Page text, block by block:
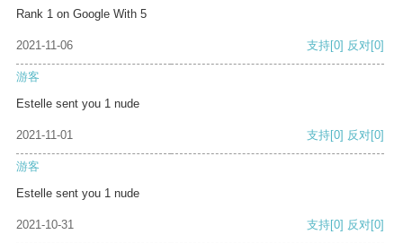
Rank 1 on Google With 5
2021-11-06 支持[0] 反对[0]
游客
Estelle sent you 1 nude
2021-11-01 支持[0] 反对[0]
游客
Estelle sent you 1 nude
2021-10-31 支持[0] 反对[0]